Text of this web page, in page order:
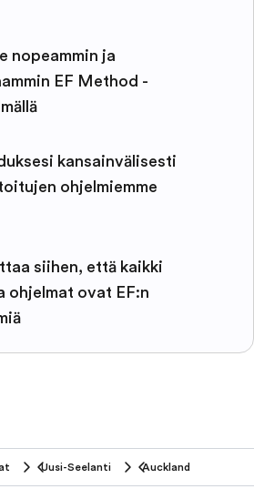
nopeammin ja
EF Method -
kansainvälisesti
ohjelmiemme
siihen, että kaikki
ohjelmat ovat EF:n
Uusi-Seelanti Auckland